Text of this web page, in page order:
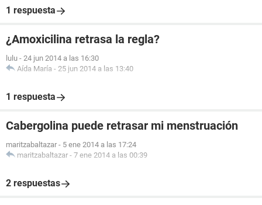
1 respuesta
¿Amoxicilina retrasa la regla?
lulu - 24 jun 2014 a las 16:30
Aída María - 25 jun 2014 a las 13:40
1 respuesta
Cabergolina puede retrasar mi menstruación
maritzabaltazar - 5 ene 2014 a las 17:24
maritzabaltazar - 7 ene 2014 a las 00:39
2 respuestas